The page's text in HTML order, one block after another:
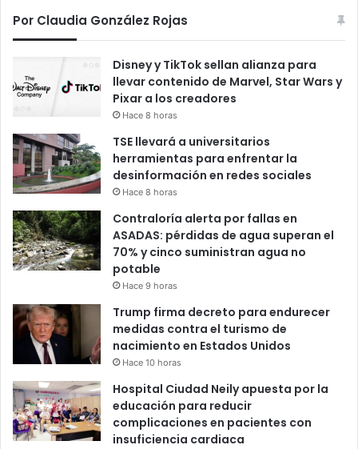
Por Claudia González Rojas
Disney y TikTok sellan alianza para
llevar contenido de Marvel, Star Wars y
Pixar a los creadores
Hace 8 horas
TSE llevará a universitarios
herramientas para enfrentar la
desinformación en redes sociales
Hace 8 horas
Contraloría alerta por fallas en
ASADAS: pérdidas de agua superan el
70% y cinco suministran agua no
potable
Hace 9 horas
Trump firma decreto para endurecer
medidas contra el turismo de
nacimiento en Estados Unidos
Hace 10 horas
Hospital Ciudad Neily apuesta por la
educación para reducir
complicaciones en pacientes con
insuficiencia cardiaca